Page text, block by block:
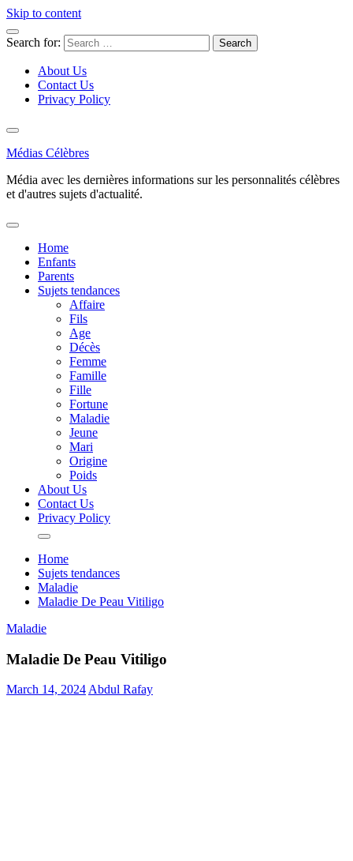
Skip to content
Search for:
About Us
Contact Us
Privacy Policy
Médias Célèbres
Média avec les dernières informations sur les personnalités célèbres
et d'autres sujets d'actualité.
Home
Enfants
Parents
Sujets tendances
Affaire
Fils
Age
Décès
Femme
Famille
Fille
Fortune
Maladie
Jeune
Mari
Origine
Poids
About Us
Contact Us
Privacy Policy
Home
Sujets tendances
Maladie
Maladie De Peau Vitiligo
Maladie
Maladie De Peau Vitiligo
March 14, 2024Abdul Rafay